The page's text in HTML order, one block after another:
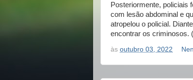
Posteriormente, policiais
com lesão abdominal e
atropelou o policial.
encontrar os criminosos.
às outubro 03, 2022